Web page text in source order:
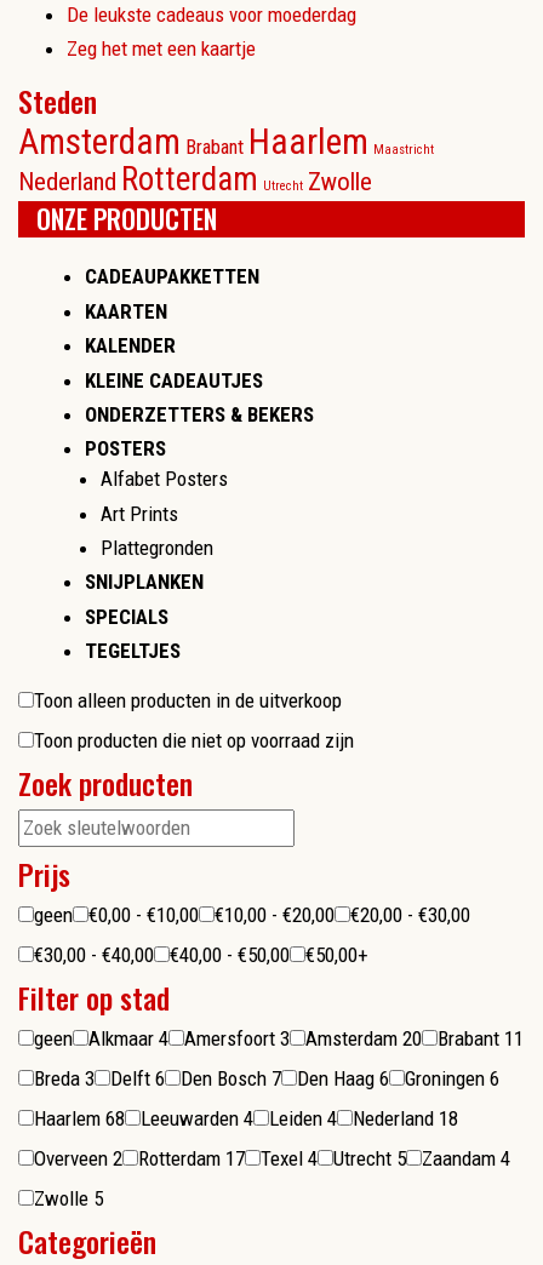
De leukste cadeaus voor moederdag
Zeg het met een kaartje
Steden
Amsterdam Brabant Haarlem Maastricht
Nederland Rotterdam Utrecht Zwolle
ONZE PRODUCTEN
CADEAUPAKKETTEN
KAARTEN
KALENDER
KLEINE CADEAUTJES
ONDERZETTERS & BEKERS
POSTERS
Alfabet Posters
Art Prints
Plattegronden
SNIJPLANKEN
SPECIALS
TEGELTJES
Toon alleen producten in de uitverkoop
Toon producten die niet op voorraad zijn
Zoek producten
Prijs
geen €0,00 - €10,00 €10,00 - €20,00
€20,00 - €30,00
€30,00 - €40,00
€40,00 - €50,00 €50,00+
Filter op stad
geen Alkmaar 4 Amersfoort 3 Amsterdam 20 Brabant 11
Breda 3 Delft 6 Den Bosch 7 Den Haag 6 Groningen 6
Haarlem 68 Leeuwarden 4 Leiden 4 Nederland 18
Overveen 2 Rotterdam 17 Texel 4 Utrecht 5 Zaandam 4
Zwolle 5
Categorieën